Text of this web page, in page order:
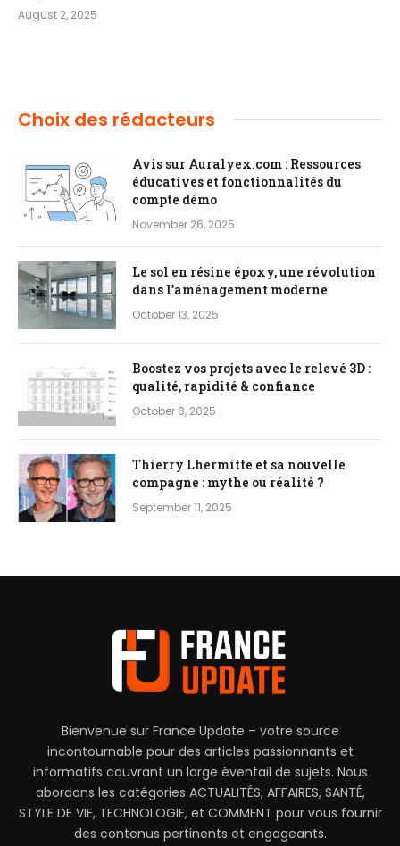
August 2, 2025
Choix des rédacteurs
Avis sur Auralyex.com : Ressources
éducatives et fonctionnalités du
compte démo
November 26, 2025
Le sol en résine époxy, une révolution
dans l’aménagement moderne
October 13, 2025
Boostez vos projets avec le relevé 3D :
qualité, rapidité & confiance
October 8, 2025
Thierry Lhermitte et sa nouvelle
compagne : mythe ou réalité ?
September 11, 2025
Bienvenue sur France Update – votre source
incontournable pour des articles passionnants et
informatifs couvrant un large éventail de sujets. Nous
abordons les catégories ACTUALITÉS, AFFAIRES, SANTÉ,
STYLE DE VIE, TECHNOLOGIE, et COMMENT pour vous fournir
des contenus pertinents et engageants.